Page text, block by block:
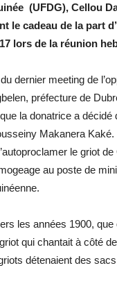
(UFDG), Cellou
le cadeau de la part
lors de la réunion
dernier meeting de
préfecture de
la donatrice a décidé
Makanera
le griot
au poste de
les années 1900,
qui chantait à côté
détenaient des